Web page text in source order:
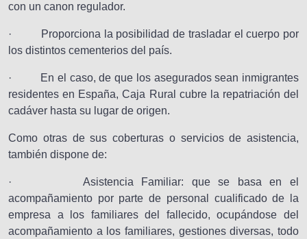
con un canon regulador.
· Proporciona la posibilidad de trasladar el cuerpo por
los distintos cementerios del país.
· En el caso, de que los asegurados sean inmigrantes
residentes en España, Caja Rural cubre la repatriación del
cadáver hasta su lugar de origen.
Como otras de sus coberturas o servicios de asistencia,
también dispone de:
· Asistencia Familiar: que se basa en el
acompañamiento por parte de personal cualificado de la
empresa a los familiares del fallecido, ocupándose del
acompañamiento a los familiares, gestiones diversas, todo